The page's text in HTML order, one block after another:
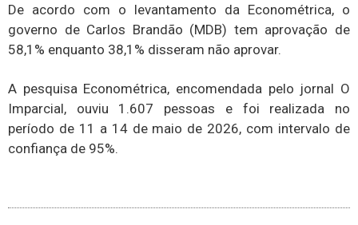
De acordo com o levantamento da Econométrica, o
governo de Carlos Brandão (MDB) tem aprovação de
58,1% enquanto 38,1% disseram não aprovar.
A pesquisa Econométrica, encomendada pelo jornal O
Imparcial, ouviu 1.607 pessoas e foi realizada no
período de 11 a 14 de maio de 2026, com intervalo de
confiança de 95%.